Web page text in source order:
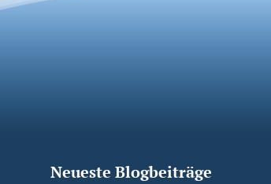
Neueste Blogbeiträge